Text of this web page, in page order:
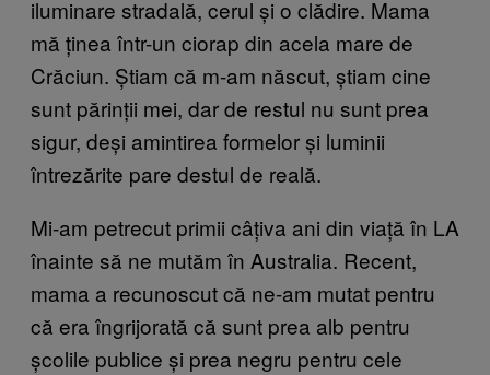
iluminare stradală, cerul și o clădire. Mama
mă ținea într-un ciorap din acela mare de
Crăciun. Știam că m-am născut, știam cine
sunt părinții mei, dar de restul nu sunt prea
sigur, deși amintirea formelor și luminii
întrezărite pare destul de reală.
Mi-am petrecut primii câțiva ani din viață în LA
înainte să ne mutăm în Australia. Recent,
mama a recunoscut că ne-am mutat pentru
că era îngrijorată că sunt prea alb pentru
școlile publice și prea negru pentru cele